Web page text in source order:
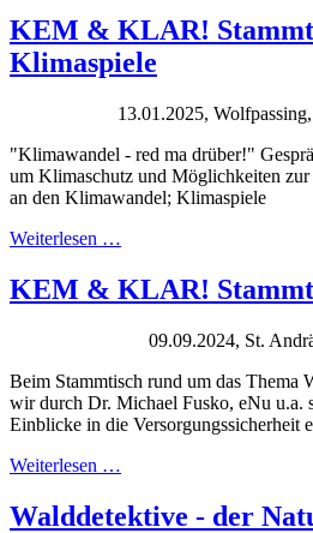
KEM & KLAR!
Klimaspiele
13.01.2025,
"Klimawandel - red ma drüber!"
um Klimaschutz und Möglichkeiten zur
an den Klimawandel; Klimaspiele
Weiterlesen …
KEM & KLAR!
09.09.2024, St.
Beim Stammtisch rund um das Thema
wir durch Dr. Michael Fusko, eNu u.a.
Einblicke in die Versorgungssicherheit
Weiterlesen …
Walddetektive - der